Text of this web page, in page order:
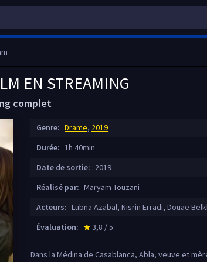
EN STREAMING
complet
Genre: Drame, 2019
Durée: 1h 40min
Date de sortie: 2019
Réalisé par: Maryam Touzani
Acteurs: Lubna Azabal, Nisrin Erradi, Douae
Évaluation:
star_rate
3,8 / 5
Dans la Médina de Casablanca, Abla, veuve et